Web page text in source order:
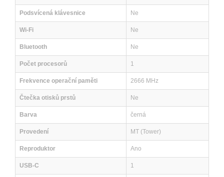
Podsvícená klávesnice Ne
Wi-Fi Ne
Bluetooth Ne
Počet procesorů 1
Frekvence operační paměti 2666 MHz
Čtečka otisků prstů Ne
Barva černá
Provedení MT (Tower)
Reproduktor Ano
USB-C 1